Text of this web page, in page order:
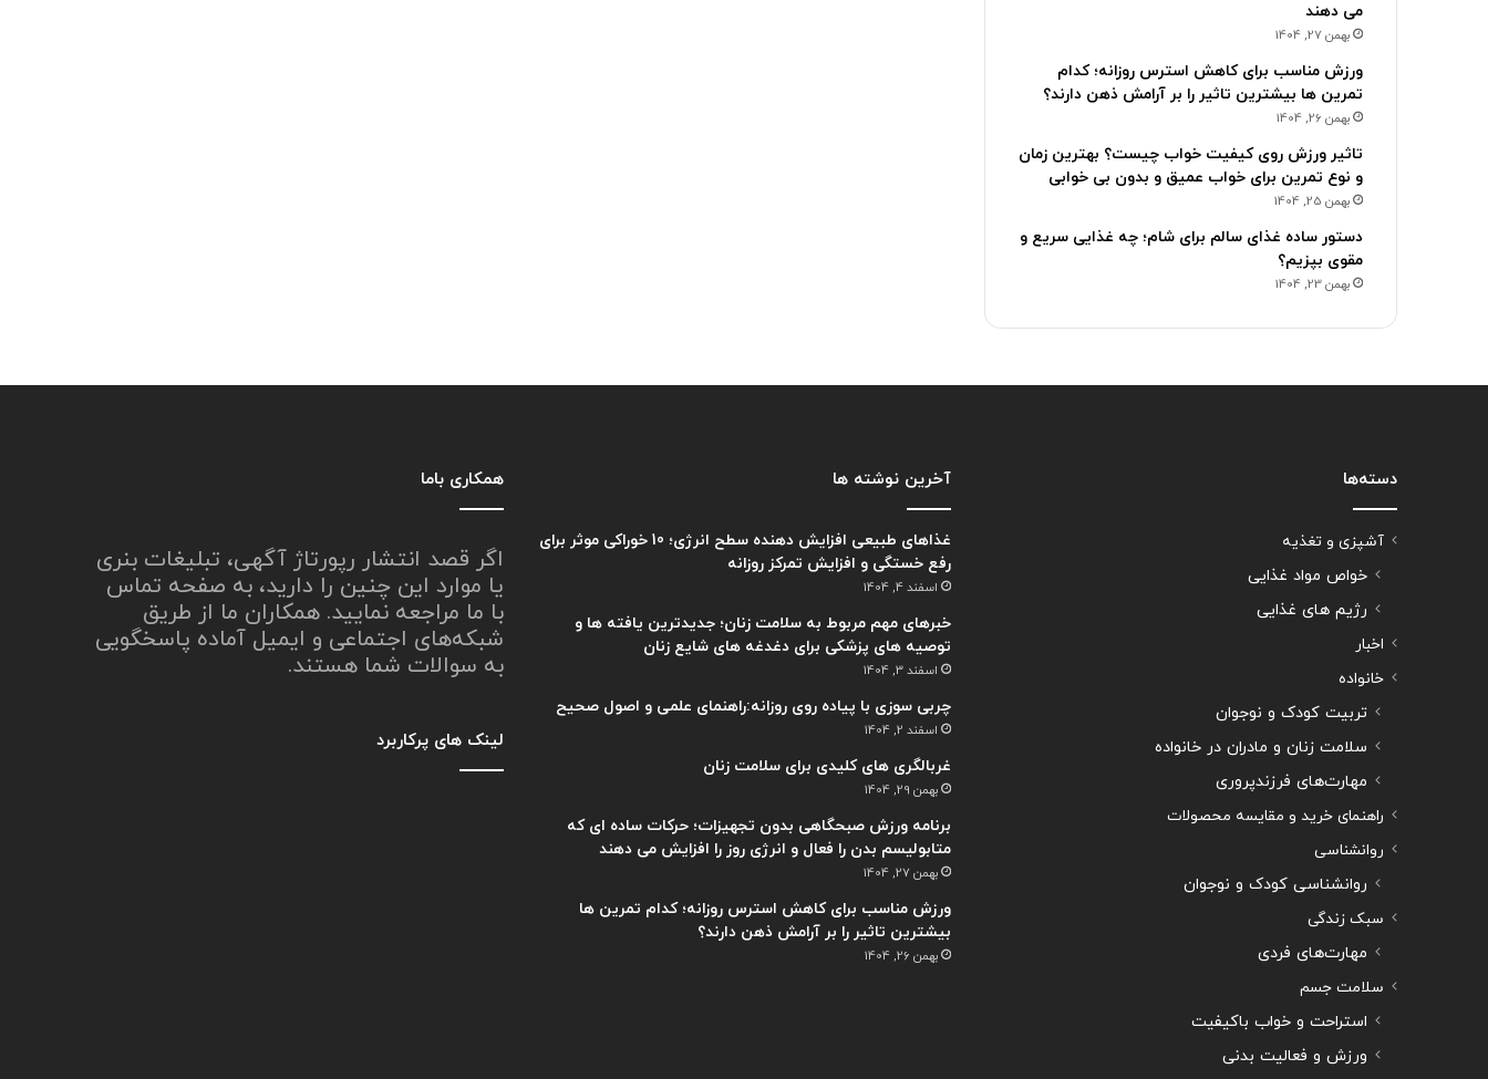
می دهند
بهمن 27, 1404
ورزش مناسب برای کاهش استرس روزانه؛ کدام
تمرین ها بیشترین تاثیر را بر آرامش ذهن دارند؟
بهمن 26, 1404
تاثیر ورزش روی کیفیت خواب چیست؟ بهترین زمان
و نوع تمرین برای خواب عمیق و بدون بی خوابی
بهمن 25, 1404
دستور ساده غذای سالم برای شام؛ چه غذایی سریع و
مقوی بپزیم؟
بهمن 23, 1404
دسته‌ها
آشپزی و تغذیه
خواص مواد غذایی
رژیم های غذایی
اخبار
خانواده
تربیت کودک و نوجوان
سلامت زنان و مادران در خانواده
مهارت‌های فرزندپروری
راهنمای خرید و مقایسه محصولات
روانشناسی
روانشناسی کودک و نوجوان
سبک زندگی
مهارت‌های فردی
سلامت جسم
استراحت و خواب باکیفیت
ورزش و فعالیت بدنی
آخرین نوشته ها
غذاهای طبیعی افزایش دهنده سطح انرژی؛ 10 خوراکی موثر برای
رفع خستگی و افزایش تمرکز روزانه
اسفند 4, 1404
خبرهای مهم مربوط به سلامت زنان؛ جدیدترین یافته ها و
توصیه های پزشکی برای دغدغه های شایع زنان
اسفند 3, 1404
چربی سوزی با پیاده روی روزانه:راهنمای علمی و اصول صحیح
اسفند 2, 1404
غربالگری های کلیدی برای سلامت زنان
بهمن 29, 1404
برنامه ورزش صبحگاهی بدون تجهیزات؛ حرکات ساده ای که
متابولیسم بدن را فعال و انرژی روز را افزایش می دهند
بهمن 27, 1404
ورزش مناسب برای کاهش استرس روزانه؛ کدام تمرین ها
بیشترین تاثیر را بر آرامش ذهن دارند؟
بهمن 26, 1404
همکاری باما
اگر قصد انتشار رپورتاژ آگهی، تبلیغات بنری
یا موارد این چنین را دارید، به صفحه تماس
با ما مراجعه نمایید. همکاران ما از طریق
شبکه‌های اجتماعی و ایمیل آماده پاسخگویی
به سوالات شما هستند.
لینک های پرکاربرد